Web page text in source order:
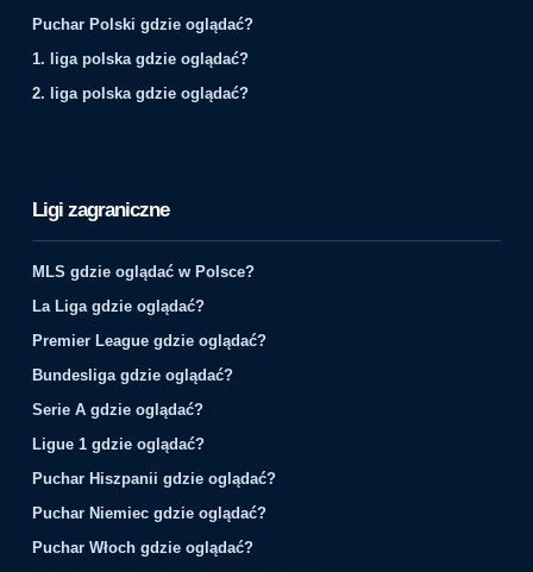
Puchar Polski gdzie oglądać?
1. liga polska gdzie oglądać?
2. liga polska gdzie oglądać?
Ligi zagraniczne
MLS gdzie oglądać w Polsce?
La Liga gdzie oglądać?
Premier League gdzie oglądać?
Bundesliga gdzie oglądać?
Serie A gdzie oglądać?
Ligue 1 gdzie oglądać?
Puchar Hiszpanii gdzie oglądać?
Puchar Niemiec gdzie oglądać?
Puchar Włoch gdzie oglądać?